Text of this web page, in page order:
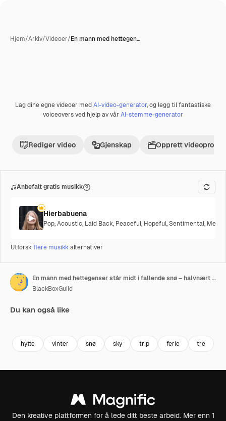
Hjem/Arkiv/Videoer/En mann med hettegen…
Premium
Lag dine egne videoer medAI-video-generator, og legg til fantastiske
voiceovers ved hjelp av vår AI-stemme-generator
Rediger video Gjenskap Opprett
Anbefalt gratis musikk
Hierbabuena
Pop,Acoustic, Laid Back, Peaceful, Hopeful,Sentimental,
Utforskflere musikkalternativer
En mann med hettegenser står midt i fallende snø – halvnært bilde
BlackBoxGuild
Du kan også like
hytte vinter snø sky trip ferie tre
Den kreative plattformen for å lede ditt beste arbeid. Mer enn 1